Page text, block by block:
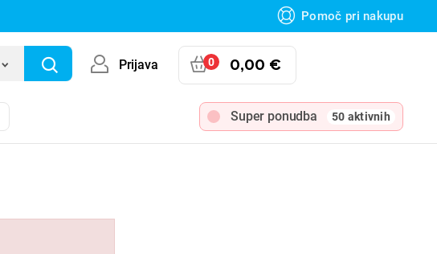
Pomoč pri nakupu
Prijava 0 0,00 €
Super ponudba 50 aktivnih